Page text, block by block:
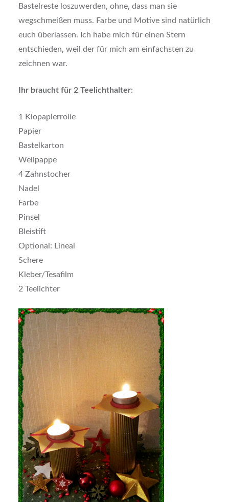
Bastelreste loszuwerden, ohne, dass man sie
wegschmeißen muss. Farbe und Motive sind natürlich
euch überlassen. Ich habe mich für einen Stern
entschieden, weil der für mich am einfachsten zu
zeichnen war.
Ihr braucht für 2 Teelichthalter:
1 Klopapierrolle
Papier
Bastelkarton
Wellpappe
4 Zahnstocher
Nadel
Farbe
Pinsel
Bleistift
Optional: Lineal
Schere
Kleber/Tesafilm
2 Teelichter